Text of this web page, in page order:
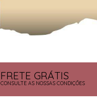
FRETE GRÁTIS
CONSULTE AS NOSSAS CONDIÇÕES